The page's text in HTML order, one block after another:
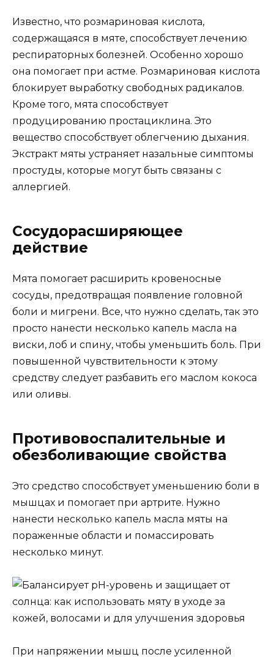
Известно, что розмариновая кислота,
содержащаяся в мяте, способствует лечению
респираторных болезней. Особенно хорошо
она помогает при астме. Розмариновая кислота
блокирует выработку свободных радикалов.
Кроме того, мята способствует
продуцированию простациклина. Это
вещество способствует облегчению дыхания.
Экстракт мяты устраняет назальные симптомы
простуды, которые могут быть связаны с
аллергией.
Сосудорасширяющее
действие
Мята помогает расширить кровеносные
сосуды, предотвращая появление головной
боли и мигрени. Все, что нужно сделать, так это
просто нанести несколько капель масла на
виски, лоб и спину, чтобы уменьшить боль. При
повышенной чувствительности к этому
средству следует разбавить его маслом кокоса
или оливы.
Противовоспалительные и
обезболивающие свойства
Это средство способствует уменьшению боли в
мышцах и помогает при артрите. Нужно
нанести несколько капель масла мяты на
пораженные области и помассировать
несколько минут.
При напряжении мышц после усиленной